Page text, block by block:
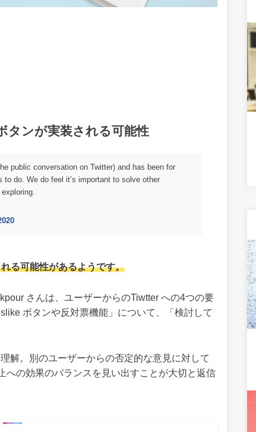
タンが実装される可能性
public conversation on Twitter) and has been for
do. We do feel it’s important to solve other
る可能性があるようです。
さんは、ユーザーからのTiwtter への4つの要
ボタンや反対票機能」について、「検討して
解。別のユーザーからの否定的な意見に対して
への効果のバランスを見い出すことが大切と返信